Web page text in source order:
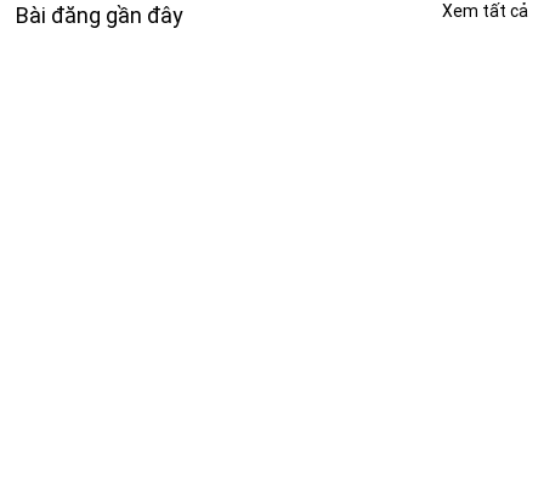
Bài đăng gần đây Xem tất cả